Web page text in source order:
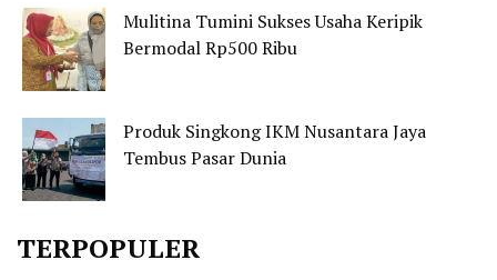
Mulitina Tumini Sukses Usaha Keripik
Bermodal Rp500 Ribu
Produk Singkong IKM Nusantara Jaya
Tembus Pasar Dunia
TERPOPULER